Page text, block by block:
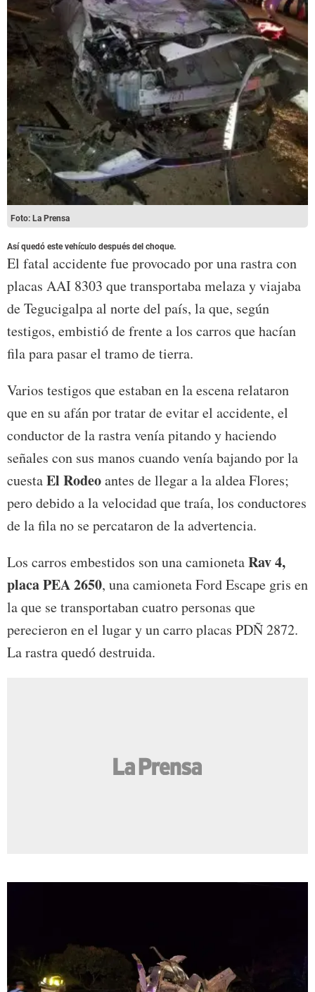
Foto: La Prensa
Así quedó este vehículo después del choque.
El fatal accidente fue provocado por una rastra con
placas AAI 8303 que transportaba melaza y viajaba
de Tegucigalpa al norte del país, la que, según
testigos, embistió de frente a los carros que hacían
fila para pasar el tramo de tierra.
Varios testigos que estaban en la escena relataron
que en su afán por tratar de evitar el accidente, el
conductor de la rastra venía pitando y haciendo
señales con sus manos cuando venía bajando por la
cuestaEl Rodeoantes de llegar a la aldea Flores;
pero debido a la velocidad que traía, los conductores
de la fila no se percataron de la advertencia.
Los carros embestidos son una camionetaRav 4,
placa PEA 2650, una camioneta Ford Escape gris en
la que se transportaban cuatro personas que
perecieron en el lugar y un carro placas PDÑ 2872.
La rastra quedó destruida.